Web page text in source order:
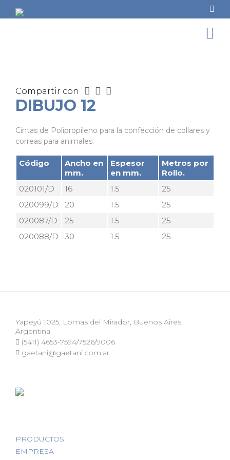
Compartir con
DIBUJO 12
Cintas de Polipropileno para la confección de collares y
correas para animales.
Código
Ancho en
mm.
Espesor
en mm.
Metros por
Rollo.
020101/D
16 1.5
25
020099/D
20 1.5
25
020087/D
25 1.5
25
020088/D
30 1.5 25
Yapeyú 1025, Lomas del Mirador, Buenos Aires,
Argentina
(5411) 4653-7594/7526/9006
gaetani@gaetani.com.ar
PRODUCTOS
EMPRESA